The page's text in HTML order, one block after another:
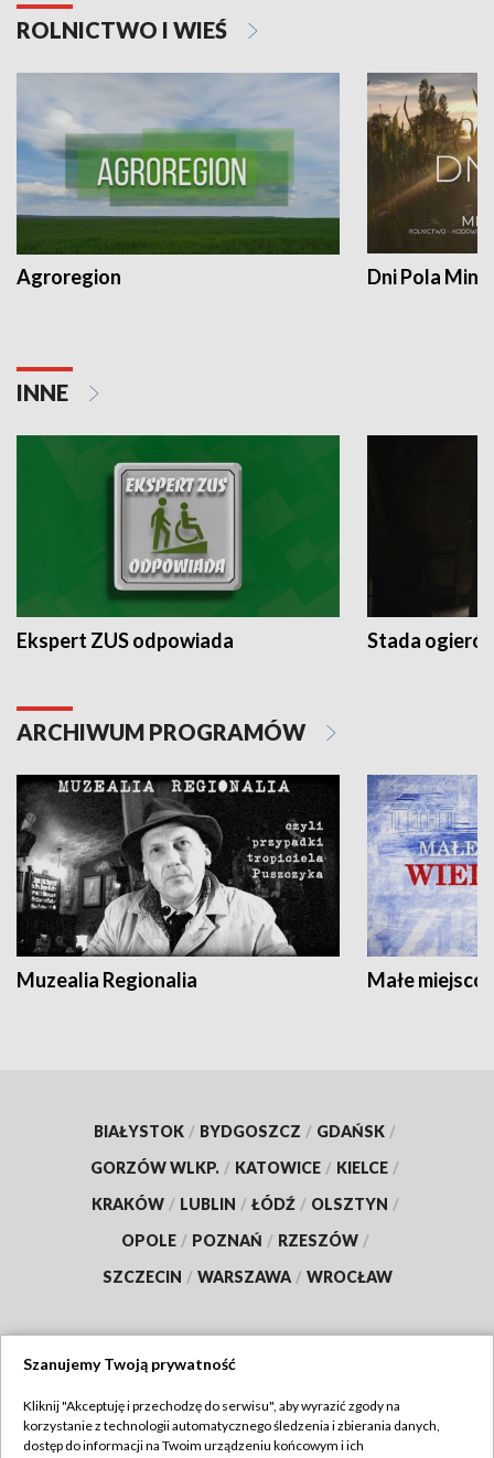
ROLNICTWO I WIEŚ
Agroregion Dni Pola
INNE
Ekspert ZUS odpowiada Stada
ARCHIWUM PROGRAMÓW
Muzealia Regionalia Małe
BIAŁYSTOK / BYDGOSZCZ / GDAŃSK /
GORZÓW WLKP. / KATOWICE / KIELCE /
KRAKÓW / LUBLIN / ŁÓDŹ / OLSZTYN /
OPOLE / POZNAŃ / RZESZÓW /
SZCZECIN / WARSZAWA / WROCŁAW
TVP
Szanujemy Twoją prywatność
Kliknij "Akceptuję i przechodzę do serwisu", aby wyrazić zgody na
korzystanie z technologii automatycznego śledzenia i zbierania danych,
dostęp do informacji na Twoim urządzeniu końcowym i ich